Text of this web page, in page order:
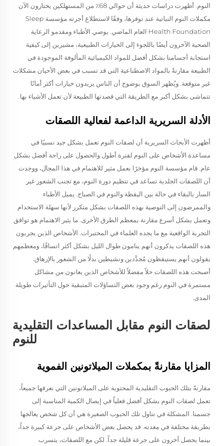
النوم. أظهرت دراسات حديثة أن حوالي 68٪ من المستهلكين يختارون الآن
مكملات النوم النباتية عند توفرها، وفقًا لاستطلاع أجرته مؤسسة Sleep
Health Foundation العام الماضي. يوصي الأطباء ومقدمو الرعاية
الصحية الآخرون أيضًا باللجوء إلى الخيارات الطبيعية، مشيرين إلى كيفية
استجابة أجسامنا بشكل أفضل للمواد الكيميائية المألوفة الموجودة في
الطبيعة مقارنةً بالمواد الاصطناعية التي قد تسبب في بعض الأحيان مشكلات
غير متوقعة. ويُظهر السوق بوضوح أن الناس يريدون خيارات أكثر أمانًا
تتماشى بشكل أكبر مع الطريقة التي قصدتها الطبيعة لأن تعمل الأشياء بها.
الأدلة السريرية الداعمة لفعالية اللصقات
أظهرت الأبحاث السريرية أن لصقات النوم تعمل بشكل جيد نسبيًا في
مساعدة الأشخاص على النوم لفترة أطول والحصول على راحة أفضل بشكل
عام. قام مؤسسة النوم مؤخرًا بعمل مثير للاهتمام في هذا المجال، ووجدت
أن اللصقات الجلدية تساعد في تنظيم دورة النوم، مع تجنب الشعور غير
السار بالبقاء في حالة بين اليقظة والنوم في الصباح. يميل الأطباء
والممرضون إلى التوصية بهذه اللصقات بشكل متكرر لأنها سهلة الاستخدام
وتعمل بشكل أسرع مقارنة بمعظم الطرق الأخرى. ما يثير الاهتمام هو توافق
التجربة الواقعية مع ما يجده العلماء في المختبرات. الأشخاص الذين يجربون
هذه اللصقات يذكرون أنهم ينامون طوال الليل بشكل أكثر اتساقًا، ومعظمهم
يقولون أنهم يستيقظون مُجدَّدين ونشيطين بدلًا من الشعور بالإرهاق.
أصبحت هذه اللصقات حلاً مفضلاً للأشخاص الذين يعانون من مشاكل
مستمرة في النوم رغم وجود بعض التساؤلات المتبقية حول التأثيرات طويلة
المدى.
لصقات النوم مقابل المساعدات التقليدية
للنوم
المزايا مقارنةً بمكملات الميلاتونين الفموية
مقارنةً بتلك الحبوب التقليدية المحتوية على الميلاتونين التي نعرفها جميعاً،
تعمل لصقات النوم بشكل أفضل فعلياً في إيصال الكمية المناسبة إلى
جسمنا. المشكلة في تناول تلك الحبوب الصغيرة هي أن كل شخص يعالجها
بطريقة مختلفة في معدته. قد يحصل بعض الأشخاص على جرعة كبيرة جداً،
بينما يحصل آخرون على جرعة قليلة جداً. لكن مع اللصقات، يتسرب